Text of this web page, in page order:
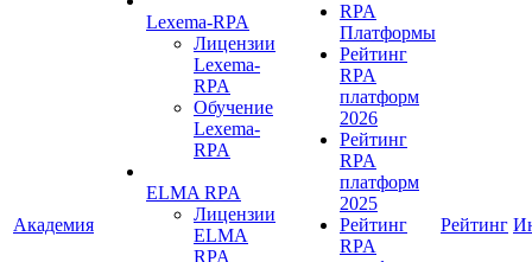
Академия
Lexema-RPA
Лицензии
Lexema-
RPA
Обучение
Lexema-
RPA
ELMA RPA
Лицензии
ELMA
RPA
RPA
Платформы
Рейтинг
RPA
платформ
2026
Рейтинг
RPA
платформ
2025
Рейтинг
RPA
Рейтинг